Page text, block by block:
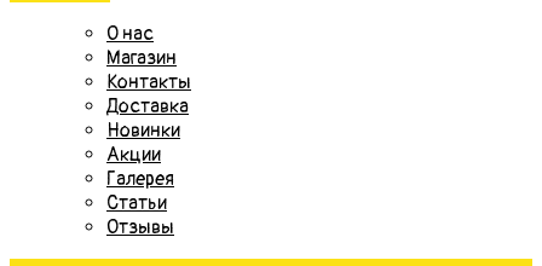
О нас
Магазин
Контакты
Доставка
Новинки
Акции
Галерея
Статьи
Отзывы